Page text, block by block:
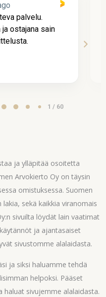
palvelu.
ja ostajana sain
1 / 60
ja ylläpitää osoitetta
Arvokierto Oy on täysin
omistuksessa. Suomen
sekä kaikkia viranomais
sivuilta löydät lain vaatimat
ja ajantasaiset
sivustomme alalaidasta.
ja siksi haluamme tehdä
helpoksi. Pääset
sivujemme alalaidasta.